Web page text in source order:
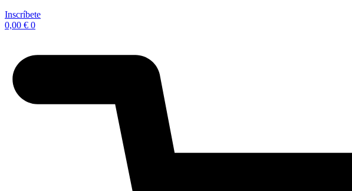
Inscríbete
0,00 € 0